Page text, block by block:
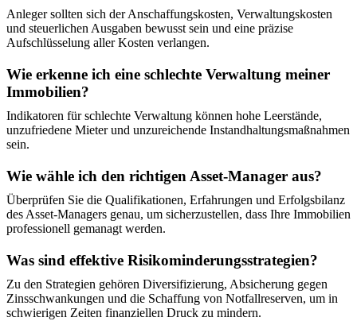
Anleger sollten sich der Anschaffungskosten, Verwaltungskosten
und steuerlichen Ausgaben bewusst sein und eine präzise
Aufschlüsselung aller Kosten verlangen.
Wie erkenne ich eine schlechte Verwaltung meiner
Immobilien?
Indikatoren für schlechte Verwaltung können hohe Leerstände,
unzufriedene Mieter und unzureichende Instandhaltungsmaßnahmen
sein.
Wie wähle ich den richtigen Asset-Manager aus?
Überprüfen Sie die Qualifikationen, Erfahrungen und Erfolgsbilanz
des Asset-Managers genau, um sicherzustellen, dass Ihre Immobilien
professionell gemanagt werden.
Was sind effektive Risikominderungsstrategien?
Zu den Strategien gehören Diversifizierung, Absicherung gegen
Zinsschwankungen und die Schaffung von Notfallreserven, um in
schwierigen Zeiten finanziellen Druck zu mindern.